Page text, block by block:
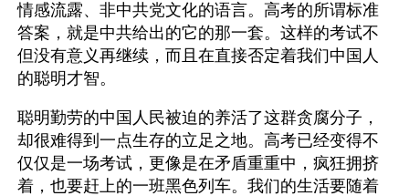
情感流露、非中共党文化的语言。高考的所谓标准
答案，就是中共给出的它的那一套。这样的考试不
但没有意义再继续，而且在直接否定着我们中国人
的聪明才智。
聪明勤劳的中国人民被迫的养活了这群贪腐分子，
却很难得到一点生存的立足之地。高考已经变得不
仅仅是一场考试，更像是在矛盾重重中，疯狂拥挤
着，也要赶上的一班黑色列车。我们的生活要随着